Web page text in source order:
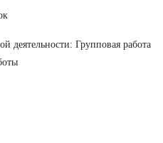
деятельности: Групповая работа